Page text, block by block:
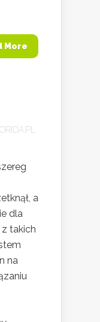
More
a
dla
takich
na